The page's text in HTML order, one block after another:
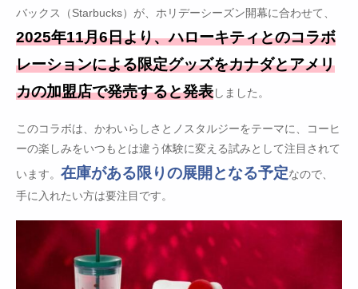
バックス（Starbucks）が、ホリデーシーズン開幕に合わせて、
2025年11月6日より、ハローキティとのコラボ
レーションによる限定グッズをカナダとアメリ
カの加盟店で発売すると発表しました。
このコラボは、かわいらしさとノスタルジーをテーマに、コーヒ
ーの楽しみをいつもとは違う体験に変える試みとして注目されて
います。 在庫がある限りの展開となる予定なので、
手に入れたい方は要注目です。